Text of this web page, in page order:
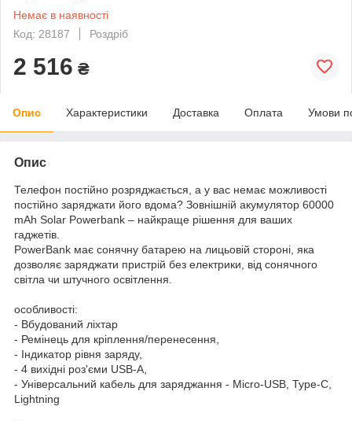
Немає в наявності
Код: 28187
Роздріб
2 516 ₴
Опис Характеристики Доставка Оплата Умови
Опис
Телефон постійно розряджається, а у вас немає можливості
постійно заряджати його вдома? Зовнішній акумулятор 60000
mAh Solar Powerbank – найкраще рішення для ваших
гаджетів.
PowerBank має сонячну батарею на лицьовій стороні, яка
дозволяє заряджати пристрій без електрики, від сонячного
світла чи штучного освітлення.
особливості:
- Вбудований ліхтар
- Ремінець для кріплення/перенесення,
- Індикатор рівня заряду,
- 4 вихідні роз'єми USB-A,
- Універсальний кабель для заряджання - Micro-USB, Type-C,
Lightning